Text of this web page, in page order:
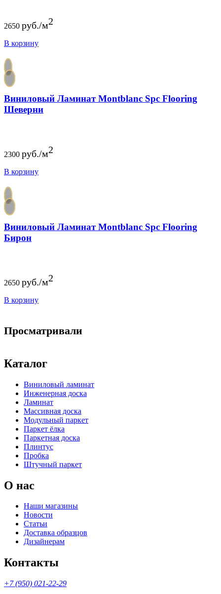
2650 руб./м2
В корзину
Виниловый Ламинат Montblanc Spc Flooring
Шеверни
2300 руб./м2
В корзину
Виниловый Ламинат Montblanc Spc Flooring
Бирон
2650 руб./м2
В корзину
Просматривали
Каталог
Виниловый ламинат
Инженерная доска
Ламинат
Массивная доска
Модульный паркет
Паркет ёлка
Паркетная доска
Плинтус
Пробка
Штучный паркет
О нас
Наши магазины
Новости
Статьи
Доставка образцов
Дизайнерам
Контакты
+7 (950) 021-22-29